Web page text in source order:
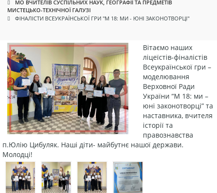
МО ВЧИТЕЛІВ СУСПІЛЬНИХ НАУК, ГЕОГРАФІЇ ТА ПРЕДМЕТІВ
МИСТЕЦЬКО-ТЕХНІЧНОЇ ГАЛУЗІ
ФІНАЛІСТИ ВСЕУКРАЇНСЬКОЇ ГРИ "М 18: МИ - ЮНІ ЗАКОНОТВОРЦІ"
Вітаємо наших
ліцеїстів-фіналістів
Всеукраїнської гри –
моделювання
Верховної Ради
України “М 18: ми –
юні законотворці” та
наставника, вчителя
історії та
правознавства
п.Юлію Цибуляк. Наші діти- майбутнє нашої держави.
Молодці!